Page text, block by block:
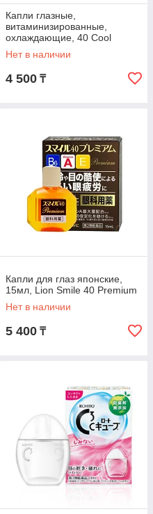
Капли глазные,
витаминизированные,
охлаждающие, 40 Cool
SANTEN ИС 4, 12 мл
Нет в наличии
4 500 ₸
Капли для глаз японские,
15мл, Lion Smile 40 Premium
Нет в наличии
5 400 ₸